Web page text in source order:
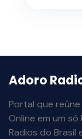
Adoro
Portal que reúne
Online em um
Radios do Brasil